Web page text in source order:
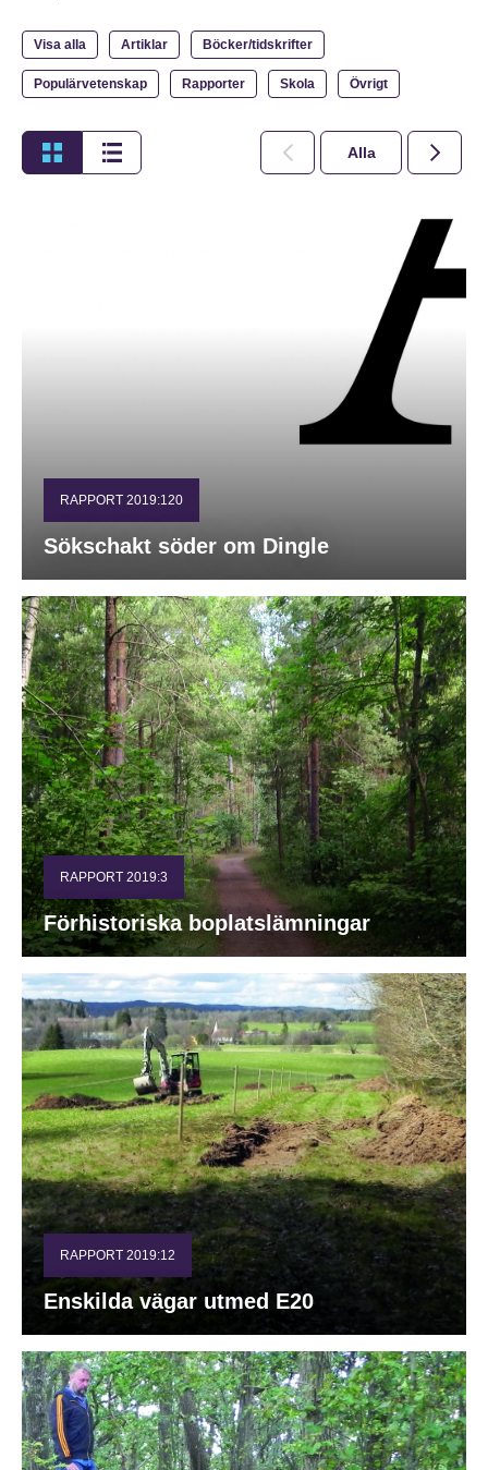
Visa alla Artiklar Böcker/tidskrifter
Populärvetenskap Rapporter Skola Övrigt
Alla 2026
RAPPORT 2019:120
Sökschakt söder om Dingle
RAPPORT 2019:3
Förhistoriska boplatslämningar
RAPPORT 2019:12
Enskilda vägar utmed E20